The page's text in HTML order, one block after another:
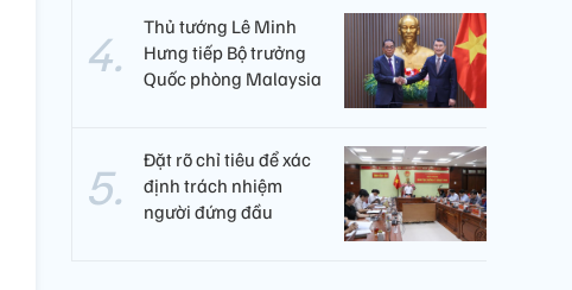
Thủ tướng Lê Minh
Hưng tiếp Bộ trưởng
Quốc phòng Malaysia
Đặt rõ chỉ tiêu để xác
định trách nhiệm
người đứng đầu